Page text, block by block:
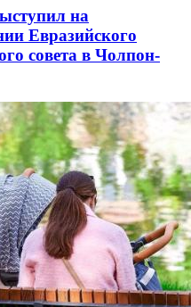
на
Евразийского
совета в Чолпон-